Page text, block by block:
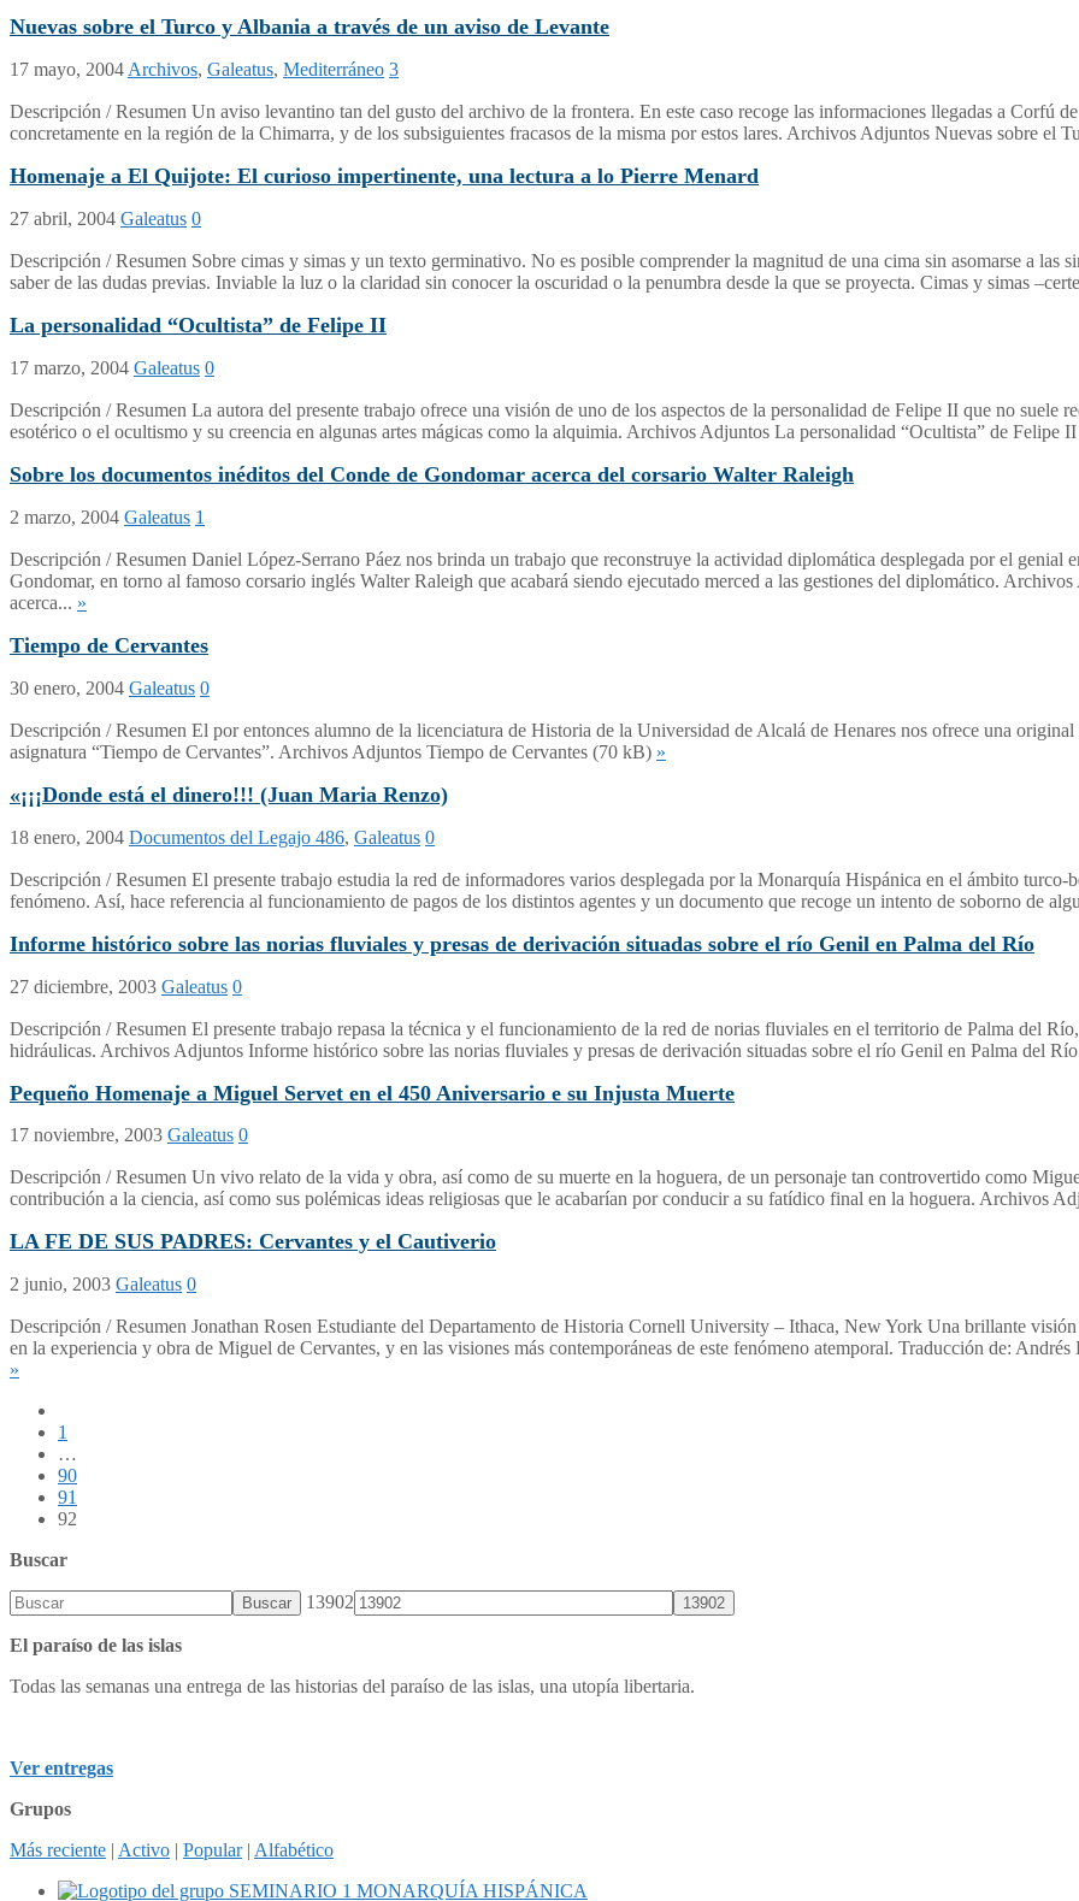
Nuevas sobre el Turco y Albania a través de un aviso de Levante
17 mayo, 2004 Archivos, Galeatus, Mediterráneo 3
Descripción / Resumen Un aviso levantino tan del gusto del archivo de la frontera. En este caso recoge las informaciones llegadas a Corfú
concretamente en la región de la Chimarra, y de los subsiguientes fracasos de la misma por estos lares. Archivos Adjuntos Nuevas sobre el
Homenaje a El Quijote: El curioso impertinente, una lectura a lo Pierre Menard
27 abril, 2004 Galeatus 0
Descripción / Resumen Sobre cimas y simas y un texto germinativo. No es posible comprender la magnitud de una cima sin asomarse a las
saber de las dudas previas. Inviable la luz o la claridad sin conocer la oscuridad o la penumbra desde la que se proyecta. Cimas y simas
La personalidad “Ocultista” de Felipe II
17 marzo, 2004 Galeatus 0
Descripción / Resumen La autora del presente trabajo ofrece una visión de uno de los aspectos de la personalidad de Felipe II que no suele
esotérico o el ocultismo y su creencia en algunas artes mágicas como la alquimia. Archivos Adjuntos La personalidad “Ocultista” de Felipe
Sobre los documentos inéditos del Conde de Gondomar acerca del corsario Walter Raleigh
2 marzo, 2004 Galeatus 1
Descripción / Resumen Daniel López-Serrano Páez nos brinda un trabajo que reconstruye la actividad diplomática desplegada por el genial
Gondomar, en torno al famoso corsario inglés Walter Raleigh que acabará siendo ejecutado merced a las gestiones del diplomático.
acerca... »
Tiempo de Cervantes
30 enero, 2004 Galeatus 0
Descripción / Resumen El por entonces alumno de la licenciatura de Historia de la Universidad de Alcalá de Henares nos ofrece una
asignatura “Tiempo de Cervantes”. Archivos Adjuntos Tiempo de Cervantes (70 kB) »
«¡¡¡Donde está el dinero!!! (Juan Maria Renzo)
18 enero, 2004 Documentos del Legajo 486, Galeatus 0
Descripción / Resumen El presente trabajo estudia la red de informadores varios desplegada por la Monarquía Hispánica en el ámbito turco-
fenómeno. Así, hace referencia al funcionamiento de pagos de los distintos agentes y un documento que recoge un intento de soborno de
Informe histórico sobre las norias fluviales y presas de derivación situadas sobre el río Genil en Palma del Río
27 diciembre, 2003 Galeatus 0
Descripción / Resumen El presente trabajo repasa la técnica y el funcionamiento de la red de norias fluviales en el territorio de Palma del
hidráulicas. Archivos Adjuntos Informe histórico sobre las norias fluviales y presas de derivación situadas sobre el río Genil en Palma del
Pequeño Homenaje a Miguel Servet en el 450 Aniversario e su Injusta Muerte
17 noviembre, 2003 Galeatus 0
Descripción / Resumen Un vivo relato de la vida y obra, así como de su muerte en la hoguera, de un personaje tan controvertido como
contribución a la ciencia, así como sus polémicas ideas religiosas que le acabarían por conducir a su fatídico final en la hoguera. Archivos
LA FE DE SUS PADRES: Cervantes y el Cautiverio
2 junio, 2003 Galeatus 0
Descripción / Resumen Jonathan Rosen Estudiante del Departamento de Historia Cornell University – Ithaca, New York Una brillante
en la experiencia y obra de Miguel de Cervantes, y en las visiones más contemporáneas de este fenómeno atemporal. Traducción de:
»
1
…
90
91
92
Buscar
13902
El paraíso de las islas
Todas las semanas una entrega de las historias del paraíso de las islas, una utopía libertaria.
Ver entregas
Grupos
Más reciente | Activo | Popular | Alfabético